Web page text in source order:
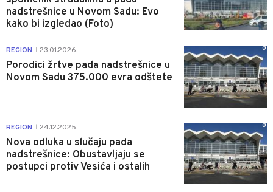
nadstrešnice u Novom Sadu: Evo
kako bi izgledao (Foto)
REGION 23.01.2026.
Porodici žrtve pada nadstrešnice u
Novom Sadu 375.000 evra odštete
0
REGION 24.12.2025.
Nova odluka u slučaju pada
nadstrešnice: Obustavljaju se
postupci protiv Vesića i ostalih
0